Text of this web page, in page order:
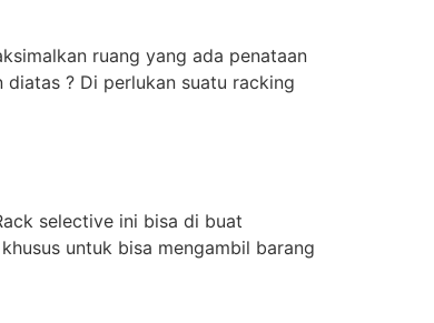
ruang yang ada penataan
? Di perlukan suatu racking
selective ini bisa di buat
untuk bisa mengambil barang